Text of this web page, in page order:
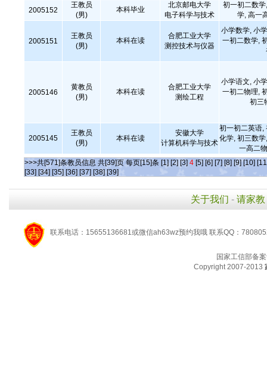
2005152
王教员
(男)
本科毕业
北京邮电大学
电子科学与技术
初一初二数
学, 高一
2005151
王教员
(男)
本科在读
合肥工业大学
测控技术与仪器
小学数学, 小
一初二数学,
2005146
黄教员
(男)
本科在读
合肥工业大学
测绘工程
小学语文, 小
一初二物理,
初三
2005145
王教员
(男)
本科在读
安徽大学
计算机科学与技术
初一初二英语,
化学, 初三数
一高二
>>>共[571]条教员信息 共[39]页 每页[15]条 [1] [2] [3] 4 [5] [6] [7] [8] [9] [10]
[33] [34] [35] [36] [37] [38] [39]
关于我们 - 请家教
联系电话：15655136681或微信ah63wz预约我哦 联系QQ：
国家工信部备
Copyright 2007-2013